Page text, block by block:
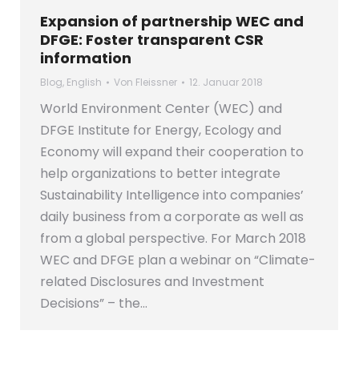
Expansion of partnership WEC and
DFGE: Foster transparent CSR
information
Blog, English Von Fleissner 12. Januar 2018
World Environment Center (WEC) and
DFGE Institute for Energy, Ecology and
Economy will expand their cooperation to
help organizations to better integrate
Sustainability Intelligence into companies’
daily business from a corporate as well as
from a global perspective. For March 2018
WEC and DFGE plan a webinar on “Climate-
related Disclosures and Investment
Decisions” – the…